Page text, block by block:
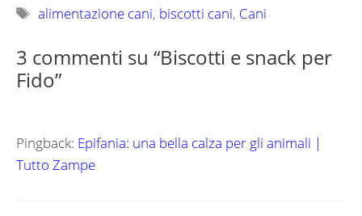
Tag
alimentazione cani, biscotti cani, Cani
3 commenti su “Biscotti e snack per
Fido”
Pingback: Epifania: una bella calza per gli animali |
Tutto Zampe